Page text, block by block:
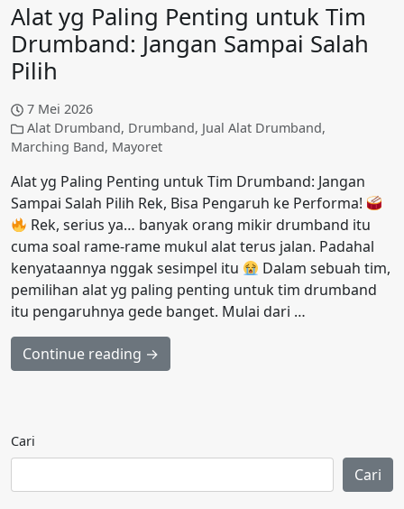
Alat yg Paling Penting untuk Tim
Drumband: Jangan Sampai Salah
Pilih
7 Mei 2026
Alat Drumband, Drumband, Jual Alat Drumband,
Marching Band, Mayoret
Alat yg Paling Penting untuk Tim Drumband: Jangan
Sampai Salah Pilih Rek, Bisa Pengaruh ke Performa!
Rek, serius ya… banyak orang mikir drumband itu
cuma soal rame-rame mukul alat terus jalan. Padahal
kenyataannya nggak sesimpel itu
Dalam sebuah tim,
pemilihan alat yg paling penting untuk tim drumband
itu pengaruhnya gede banget. Mulai dari …
Continue reading →
Cari
Cari